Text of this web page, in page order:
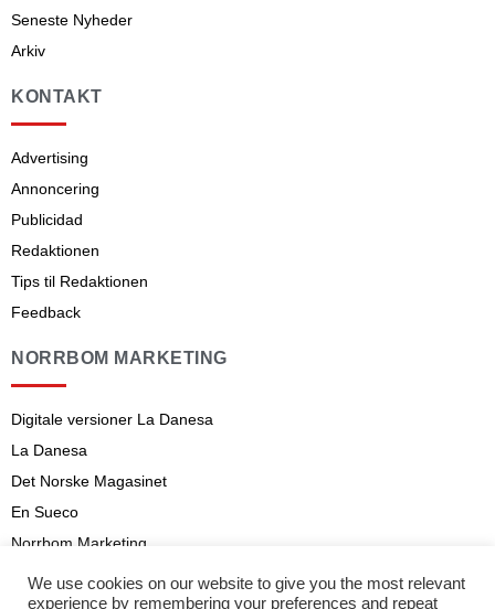
Seneste Nyheder
Arkiv
KONTAKT
Advertising
Annoncering
Publicidad
Redaktionen
Tips til Redaktionen
Feedback
NORRBOM MARKETING
Digitale versioner La Danesa
La Danesa
Det Norske Magasinet
En Sueco
Norrbom Marketing
Aviso legal
Abonnementsvilkår
We use cookies on our website to give you the most relevant
experience by remembering your preferences and repeat